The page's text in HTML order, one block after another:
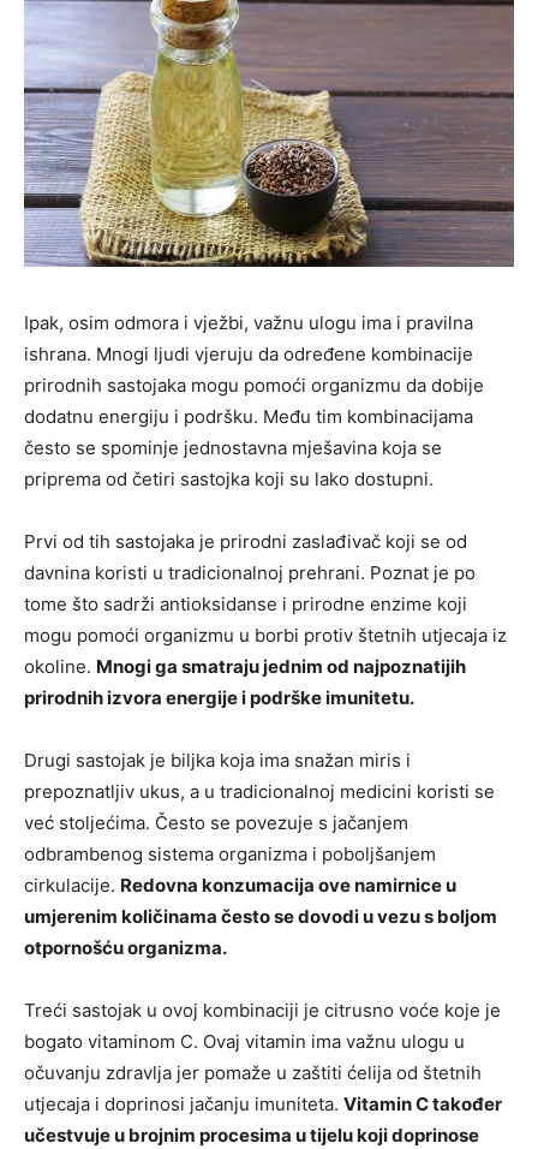
Ipak, osim odmora i vježbi, važnu ulogu ima i pravilna
ishrana. Mnogi ljudi vjeruju da određene kombinacije
prirodnih sastojaka mogu pomoći organizmu da dobije
dodatnu energiju i podršku. Među tim kombinacijama
često se spominje jednostavna mješavina koja se
priprema od četiri sastojka koji su lako dostupni.
Prvi od tih sastojaka je prirodni zaslađivač koji se od
davnina koristi u tradicionalnoj prehrani. Poznat je po
tome što sadrži antioksidanse i prirodne enzime koji
mogu pomoći organizmu u borbi protiv štetnih utjecaja iz
okoline. Mnogi ga smatraju jednim od najpoznatijih
prirodnih izvora energije i podrške imunitetu.
Drugi sastojak je biljka koja ima snažan miris i
prepoznatljiv ukus, a u tradicionalnoj medicini koristi se
već stoljećima. Često se povezuje s jačanjem
odbrambenog sistema organizma i poboljšanjem
cirkulacije. Redovna konzumacija ove namirnice u
umjerenim količinama često se dovodi u vezu s boljom
otpornošću organizma.
Treći sastojak u ovoj kombinaciji je citrusno voće koje je
bogato vitaminom C. Ovaj vitamin ima važnu ulogu u
očuvanju zdravlja jer pomaže u zaštiti ćelija od štetnih
utjecaja i doprinosi jačanju imuniteta. Vitamin C također
učestvuje u brojnim procesima u tijelu koji doprinose